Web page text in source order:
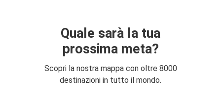
Quale sarà la tua
prossima meta?
Scopri la nostra mappa con oltre 8000
destinazioni in tutto il mondo.